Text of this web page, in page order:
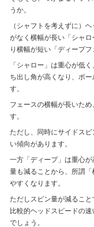
うか。
（シャフトを考えずに）
がなく横幅が長い「シャ
り横幅が短い「ディープ
「シャロー」は重心が低
ち出し角が高くなり、ボ
す。
フェースの横幅が長いた
す。
ただし、同時にサイドス
い傾向があります。
一方「ディープ」は重心
量も減ることから、所謂
やすくなります。
ただしスピン量が減ること
比較的ヘッドスピードの
でしょう。